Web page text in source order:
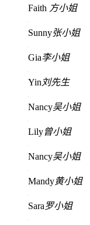
Faith 方小姐
Sunny张小姐
Gia李小姐
Yin 刘先生
Nancy吴小姐
Lily曾小姐
Nancy吴小姐
Mandy黄小姐
Sara罗小姐